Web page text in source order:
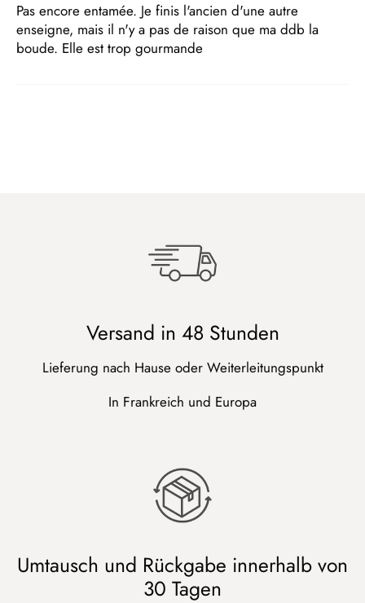
Pas encore entamée. Je finis l'ancien d'une autre
enseigne, mais il n'y a pas de raison que ma ddb la
boude. Elle est trop gourmande
Versand in 48 Stunden
Lieferung nach Hause oder Weiterleitungspunkt
In Frankreich und Europa
Umtausch und Rückgabe innerhalb von
30 Tagen